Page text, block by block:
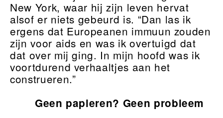
New York, waar hij zijn leven hervat
alsof er niets gebeurd is. “Dan las ik
ergens dat Europeanen immuun zouden
zijn voor aids en was ik overtuigd dat
dat over mij ging. In mijn hoofd was ik
voortdurend verhaaltjes aan het
construeren.”
Geen papieren? Geen probleem